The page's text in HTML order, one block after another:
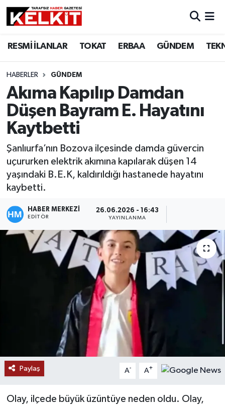
RESMİ İLANLAR TOKAT ERBAA GÜNDEM
HABERLER GÜNDEM
Akıma Kapılıp Damdan
Düşen Bayram E. Hayatını
Kaytbetti
Şanlıurfa’nın Bozova ilçesinde damda güvercin
uçururken elektrik akımına kapılarak düşen 14
yaşındaki B.E.K, kaldırıldığı hastanede hayatını
kaybetti.
HABER MERKEZİ
EDITÖR
26.06.2026 - 16:43
YAYINLANMA
Paylaş A- A+
Olay, ilçede büyük üzüntüye neden oldu. Olay,